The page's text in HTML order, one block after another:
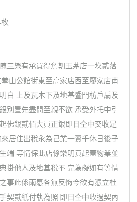
枚
三樂有承買得詹朝玉茅店一坎貳落
山公館街東至高家店西至廖家店南
白 上及瓦木下及地基暨門枋戶扇及
別置先盡問至親不欲 承受外托中引
佛銀貳佰大員正銀即日仝中交收足
居住出稅永為己業一賣千休日後子
端 等情保此店係樂明買起蓋物業並
掛他人及地基稅不 完為礙如有等情
事此係兩愿各無反悔今欲有憑立杜
契貳紙付執為照 即日仝中收過契內